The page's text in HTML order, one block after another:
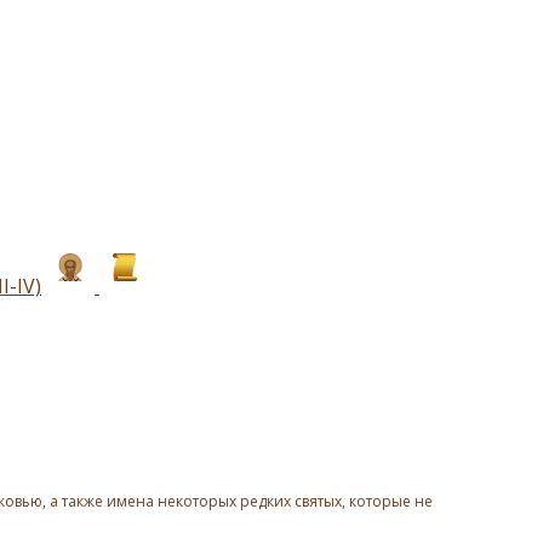
IV)
а также имена некоторых редких святых, которые не